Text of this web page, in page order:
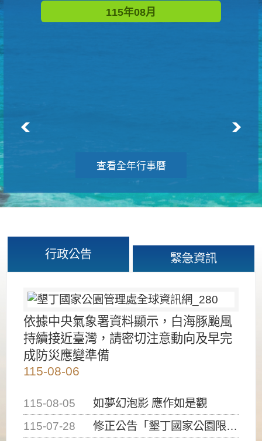
115年08月
查看全年行事曆
行政公告 緊急資訊
依據中央氣象署資料顯示，白海豚颱風
持續接近臺灣，請密切注意動向及早完
成防災應變準備
115-08-06
115-08-05
如夢幻泡影 應作如是觀
115-07-28
修正公告「墾丁國家公園限制水域遊憩活動之種類、範圍、時間及行為」，自即日生效。